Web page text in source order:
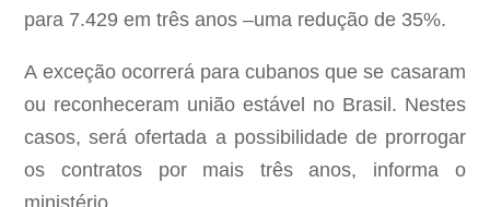
para 7.429 em três anos –uma redução de 35%.
A exceção ocorrerá para cubanos que se casaram
ou reconheceram união estável no Brasil. Nestes
casos, será ofertada a possibilidade de prorrogar
os contratos por mais três anos, informa o